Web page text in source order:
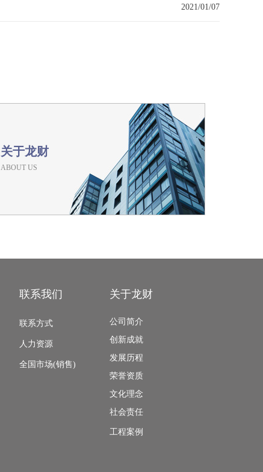
2021/01/07
关于龙财
ABOUT US
联系我们
联系方式
人力资源
全国市场(销售)
关于龙财
公司简介
创新成就
发展历程
荣誉资质
文化理念
社会责任
工程案例